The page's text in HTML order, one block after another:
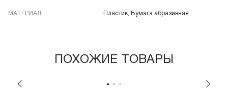
МАТЕРИАЛ Пластик, Бумага абразивная
ПОХОЖИЕ ТОВАРЫ